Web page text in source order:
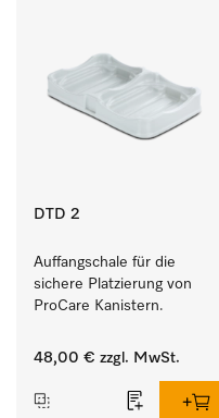
DTD 2
Auffangschale für die
sichere Platzierung von
ProCare Kanistern.
48,00 € zzgl. MwSt.